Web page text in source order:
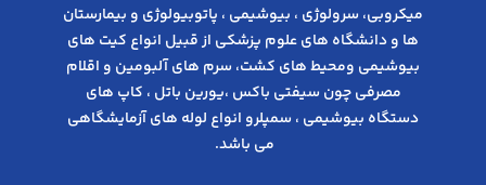
میکروبی، ﺳﺮوﻟﻮژی ، ﺑﯿﻮﺷﯿﻤﯽ ، پاتوبیولوژی و بیمارستان
ها و دانشگاه های علوم پزشکی از قبیل انواع کیت های
بیوشیمی ومحیط های کشت، سرم های آلبومین و اقلام
مصرفی چون سیفتی باکس ،یورین باتل ، کاپ های
دستگاه بیوشیمی ، سمپلرو انواع لوله های آزمایشگاهی
می باشد.